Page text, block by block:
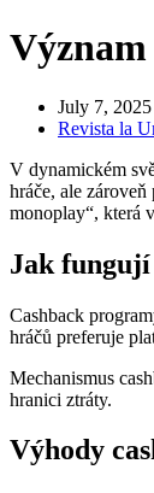
July 7, 2025
Revista la
V dynamickém
hráče, ale
monoplay“, která
Jak
Cashback
hráčů preferuje
Mechanismus
hranici ztráty.
Výhody